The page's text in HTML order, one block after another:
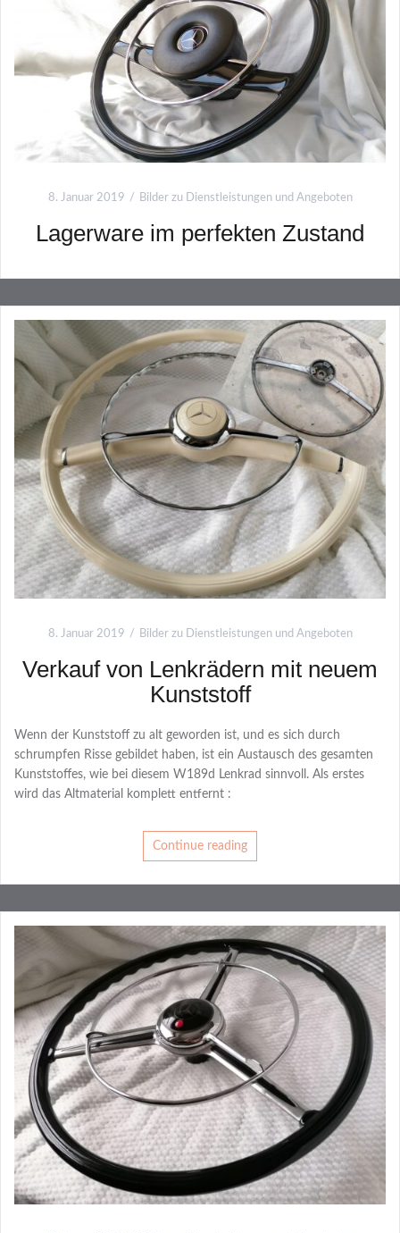
8. Januar 2019 Bilder zu Dienstleistungen und Angeboten
Lagerware im perfekten Zustand
8. Januar 2019 Bilder zu Dienstleistungen und Angeboten
Verkauf von Lenkrädern mit neuem
Kunststoff
Wenn der Kunststoff zu alt geworden ist, und es sich durch
schrumpfen Risse gebildet haben, ist ein Austausch des gesamten
Kunststoffes, wie bei diesem W189d Lenkrad sinnvoll. Als erstes
wird das Altmaterial komplett entfernt :
Continue reading